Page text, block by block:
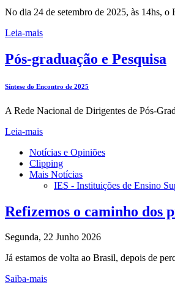
No dia 24 de setembro de 2025, às 14hs,
Leia-mais
Pós-graduação e Pesquisa
Síntese do Encontro de 2025
A Rede Nacional de Dirigentes de Pós-
Leia-mais
Notícias e Opiniões
Clipping
Mais Notícias
IES - Instituições de Ensino
Refizemos o caminho dos
Segunda, 22 Junho 2026
Já estamos de volta ao Brasil, depois de
Saiba-mais